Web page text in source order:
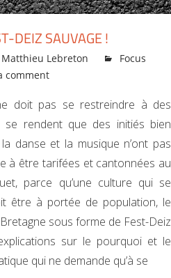
DEIZ SAUVAGE !
Matthieu Lebreton
Focus
comment
doit pas se restreindre à des
rendent que des initiés bien
danse et la musique n’ont pas
à être tarifées et cantonnées au
parce qu’une culture qui se
être à portée de population, le
sous forme de Fest-Deiz
sur le pourquoi et le
qui ne demande qu’à se